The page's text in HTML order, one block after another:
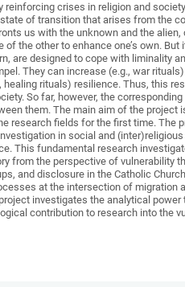
crises in religion and
of transition that arises from the
us with the unknown and the
of the other to enhance one’s own.
are designed to cope with liminality
They can increase (e.g., war
rituals) resilience. Thus, this
So far, however, the
them. The main aim of the project
research fields for the first time. The
in social and
This fundamental research
from the perspective of vulnerability
and disclosure in the Catholic
at the intersection of migration
investigates the analytical
contribution to research into the